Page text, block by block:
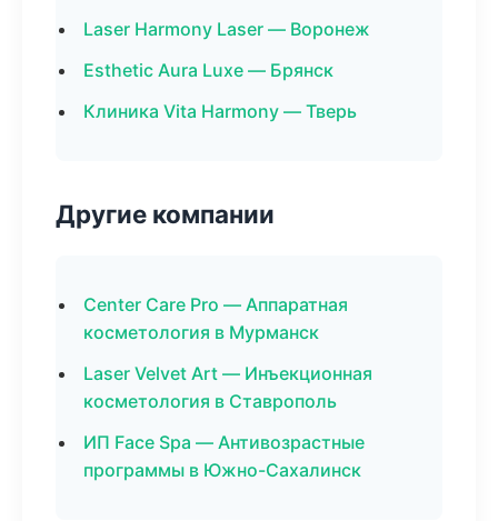
Laser Harmony Laser — Воронеж
Esthetic Aura Luxe — Брянск
Клиника Vita Harmony — Тверь
Другие компании
Center Care Pro — Аппаратная
косметология в Мурманск
Laser Velvet Art — Инъекционная
косметология в Ставрополь
ИП Face Spa — Антивозрастные
программы в Южно-Сахалинск